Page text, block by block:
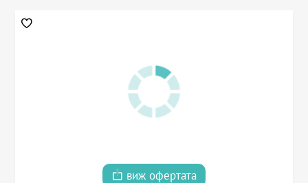
виж офертата